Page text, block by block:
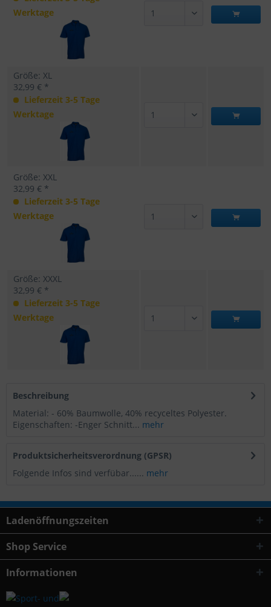
Werktage
Größe: XL
32,99 € *
Lieferzeit 3-5 Tage
Werktage
Größe: XXL
32,99 € *
Lieferzeit 3-5 Tage
Werktage
Größe: XXXL
32,99 € *
Lieferzeit 3-5 Tage
Werktage
Beschreibung
Material: - 60% Baumwolle, 40% recyceltes Polyester.
Eigenschaften: -Enger Schnitt... mehr
Produktsicherheitsverordnung (GPSR)
Folgende Infos sind verfübar...... mehr
Ladenöffnungszeiten
Shop Service
Informationen